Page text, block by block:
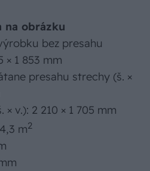
na obrázku
bez presahu
× 1 853 mm
presahu strechy (š. ×
v.): 2 210 × 1 705 mm
m2